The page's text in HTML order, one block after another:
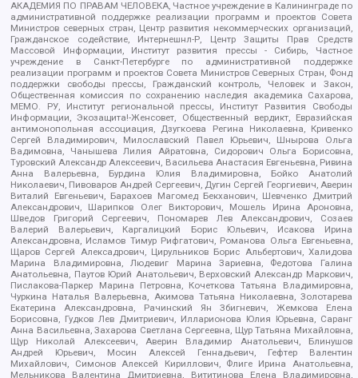
АКАДЕМИЯ ПО ПРАВАМ ЧЕЛОВЕКА, Частное учреждение в Калининграде по
административной поддержке реализации программ и проектов Совета
Министров северных стран, Центр развития некоммерческих организаций,
Гражданское содействие, Интернешнл-Р, Центр Защиты Прав Средств
Массовой Информации, Институт развития прессы - Сибирь, Частное
учреждение в Санкт-Петербурге по административной поддержке
реализации программ и проектов Совета Министров Северных Стран, Фонд
поддержки свободы прессы, Гражданский контроль, Человек и Закон,
Общественная комиссия по сохранению наследия академика Сахарова,
МЕМО. РУ, Институт региональной прессы, Институт Развития Свободы
Информации, Экозащита!-Женсовет, Общественный вердикт, Евразийская
антимонопольная ассоциация, Дзугкоева Регина Николаевна, Кривенко
Сергей Владимирович, Милославский Павел Юрьевич, Шнырова Ольга
Вадимовна, Чанышева Лилия Айратовна, Сидорович Ольга Борисовна,
Туровский Александр Алексеевич, Васильева Анастасия Евгеньевна, Ривина
Анна Валерьевна, Бурдина Юлия Владимировна, Бойко Анатолий
Николаевич, Пивоваров Андрей Сергеевич, Дугин Сергей Георгиевич, Аверин
Виталий Евгеньевич, Барахоев Магомед Бекханович, Шевченко Дмитрий
Александрович, Шарипков Олег Викторович, Мошель Ирина Ароновна,
Шведов Григорий Сергеевич, Пономарев Лев Александрович, Созаев
Валерий Валерьевич, Каргалицкий Борис Юльевич, Исакова Ирина
Александровна, Исламов Тимур Рифгатович, Романова Ольга Евгеньевна,
Щаров Сергей Алексадрович, Цирульников Борис Альбертович, Халидова
Марина Владимировна, Людевиг Марина Зариевна, Федотова Галина
Анатольевна, Паутов Юрий Анатольевич, Верховский Александр Маркович,
Пислакова-Паркер Марина Петровна, Кочеткова Татьяна Владимировна,
Чуркина Наталья Валерьевна, Акимова Татьяна Николаевна, Золотарева
Екатерина Александровна, Рачинский Ян Збигневич, Жемкова Елена
Борисовна, Гудков Лев Дмитриевич, Илларионова Юлия Юрьевна, Саранг
Анна Васильевна, Захарова Светлана Сергеевна, Щур Татьяна Михайловна,
Щур Николай Алексеевич, Аверин Владимир Анатольевич, Блинушов
Андрей Юрьевич, Мосин Алексей Геннадьевич, Гефтер Валентин
Михайлович, Симонов Алексей Кириллович, Флиге Ирина Анатольевна,
Мельникова Валентина Дмитриевна, Вититинова Елена Владимировна,